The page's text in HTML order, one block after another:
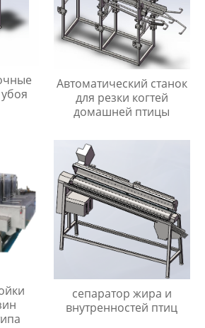
Автоматический станок
для резки когтей
домашней птицы
сепаратор жира и
внутренностей птиц